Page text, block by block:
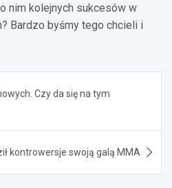
nim kolejnych sukcesów w
Bardzo byśmy tego chcieli i
Czy da się na tym
kontrowersje swoją galą MMA